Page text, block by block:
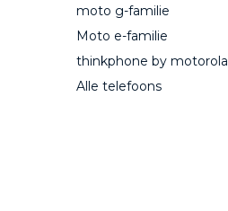
moto g-familie
Moto e-familie
thinkphone by motorola
Alle telefoons